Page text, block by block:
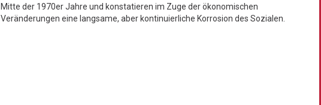
Mitte der 1970er Jahre und konstatieren im Zuge der ökonomischen
Veränderungen eine langsame, aber kontinuierliche Korrosion des Sozialen.